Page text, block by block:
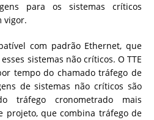
para os sistemas críticos
vigor.
com padrão Ethernet, que
sistemas não críticos. O TTE
tempo do chamado tráfego de
de sistemas não críticos são
tráfego cronometrado mais
projeto, que combina tráfego de